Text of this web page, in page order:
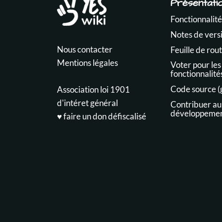
Nous contacter
Mentions légales
Association loi 1901
d'intéret général
♥️ faire un don défiscalisé
Notes de
Feuille de
Voter pour
Code source
Contribuer au